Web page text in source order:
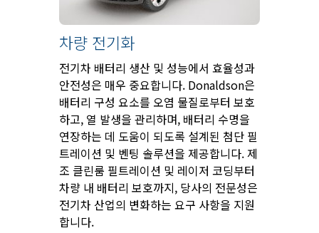
차량 전기화
전기차 배터리 생산 및 성능에서 효율성과
안전성은 매우 중요합니다. Donaldson은
배터리 구성 요소를 오염 물질로부터 보호
하고, 열 발생을 관리하며, 배터리 수명을
연장하는 데 도움이 되도록 설계된 첨단 필
트레이션 및 벤팅 솔루션을 제공합니다. 제
조 클린룸 필트레이션 및 레이저 코딩부터
차량 내 배터리 보호까지, 당사의 전문성은
전기차 산업의 변화하는 요구 사항을 지원
합니다.